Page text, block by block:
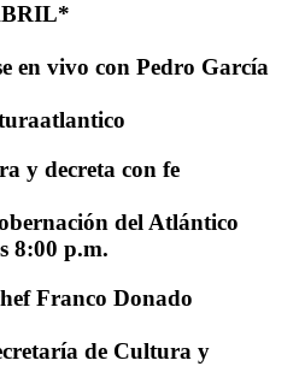
en vivo con Pedro García
y decreta con fe
del Atlántico
8:00 p.m.
Franco Donado
de Cultura y